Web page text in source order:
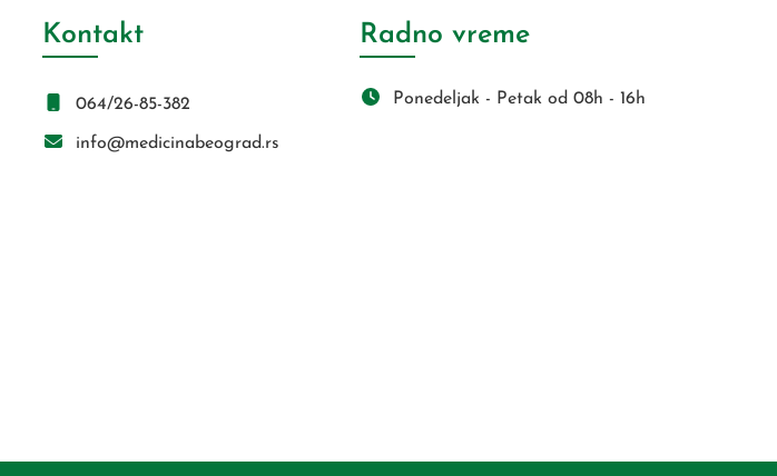
Kontakt
064/26-85-382
info@medicinabeograd.rs
Radno vreme
Ponedeljak - Petak od 08h - 16h